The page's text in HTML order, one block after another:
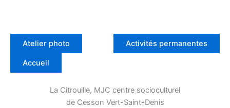
Atelier photo Activités permanentes
Accueil
La Citrouille, MJC centre socioculturel
de Cesson Vert-Saint-Denis